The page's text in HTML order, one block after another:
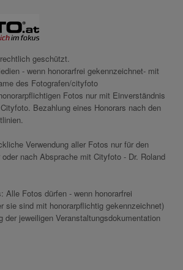
geschützt.
- wenn honorarfrei gekennzeichnet- mit
des Fotografen/cityfoto
Fotos nur mit Einverständnis
Bezahlung eines Honorars nach den
Verwendung aller Fotos nur für den
nach Absprache mit Cityfoto - Dr. Roland
Alle Fotos dürfen - wenn honorarfrei
sie sind mit honorarpflichtig gekennzeichnet)
der jeweiligen Veranstaltungsdokumentation